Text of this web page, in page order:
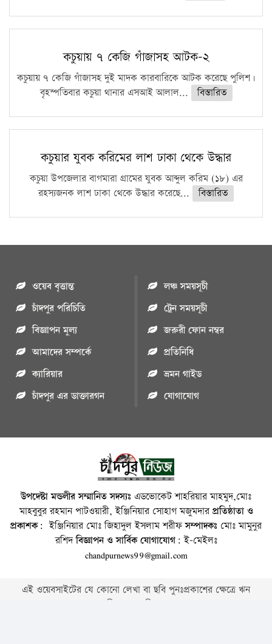
কচুয়ায় ৭ কেজি গাঁজাসহ আটক-২
কচুয়ায় ৭ কেজি গাঁজাসহ দুই মাদক কারবারিকে আটক করেছে পুলিশ।
বৃহস্পতিবার কচুয়া থানার এসআই আলাল...
বিস্তারিত
কচুয়ার যুবক করিমের লাশ ঢাকা থেকে উদ্ধার
কচুয়া উপজেলার বাগমারা গ্রামের যুবক আব্দুল করিম (১৮) এর
রহস্যজনক লাশ ঢাকা থেকে উদ্ধার করেছে...
বিস্তারিত
ওয়েব বৃত্তান্ত
চাঁদপুর পরিচিতি
বিজ্ঞাপন মুল্য
আমাদের সম্পর্কে
ক্যারিয়ার
চাঁদপুর এর ডাক্তারগন
লঞ্চ সময়সূচী
ট্রেন সময়সূচী
জরুরী ফোন নম্বর
প্রতিনিধি
ভ্রমন গাইড
যোগাযোগ
উপদেষ্টা মন্ডলীর সম্মানিত সদস্যঃ এডভোকেট শাহরিয়ার মাহমুদ,মোঃ
মাহবুবুর রহমান পাটওয়ারী, ইঞ্জিনিয়ার সোহাগ মজুমদারপ্রতিষ্ঠাতা ও
প্রকাশক: ইঞ্জিনিয়ার মোঃ জিহাদুল ইসলাম শরীফসম্পাদকঃ মোঃ মামুনুর
রশিদবিজ্ঞাপন ও সার্বিক যোগাযোগ: ই-মেইলঃ
chandpurnews99@gmail.com
এই ওয়েবসাইটের যে কোনো লেখা বা ছবি পুনঃপ্রকাশের ক্ষেত্রে ঋন
স্বীকার বাঞ্চনীয় ।